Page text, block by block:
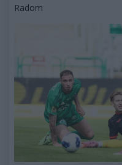
Kategorie artykułu:
Radom